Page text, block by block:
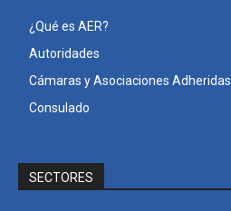
¿Qué es AER?
Autoridades
Cámaras y Asociaciones Adheridas
Consulado
SECTORES